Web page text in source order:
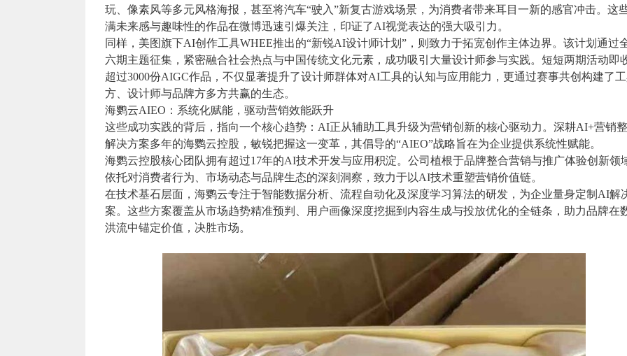
玩、像素风等多元风格海报，甚至将汽车“驶入”新复古游戏场景，为消费者带来耳目一新的感官冲击。这
满未来感与趣味性的作品在微博迅速引爆关注，印证了AI视觉表达的强大吸引力。
同样，美图旗下AI创作工具WHEE推出的“新锐AI设计师计划”，则致力于拓宽创作主体边界。该计划通过
六期主题征集，紧密融合社会热点与中国传统文化元素，成功吸引大量设计师参与实践。短短两期活动即
超过3000份AIGC作品，不仅显著提升了设计师群体对AI工具的认知与应用能力，更通过赛事共创构建了
方、设计师与品牌方多方共赢的生态。
海鹦云AIEO：系统化赋能，驱动营销效能跃升
这些成功实践的背后，指向一个核心趋势：AI正从辅助工具升级为营销创新的核心驱动力。深耕AI+营销
解决方案多年的海鹦云控股，敏锐把握这一变革，其倡导的“AIEO”战略旨在为企业提供系统性赋能。
海鹦云控股核心团队拥有超过17年的AI技术开发与应用积淀。公司植根于品牌整合营销与推广体验创新领
依托对消费者行为、市场动态与品牌生态的深刻洞察，致力于以AI技术重塑营销价值链。
在技术基石层面，海鹦云专注于智能数据分析、流程自动化及深度学习算法的研发，为企业量身定制AI解
案。这些方案覆盖从市场趋势精准预判、用户画像深度挖掘到内容生成与投放优化的全链条，助力品牌在
洪流中锚定价值，决胜市场。